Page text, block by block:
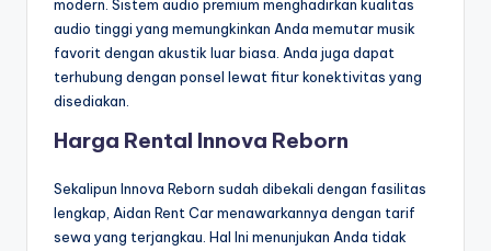
modern. Sistem audio premium menghadirkan kualitas
audio tinggi yang memungkinkan Anda memutar musik
favorit dengan akustik luar biasa. Anda juga dapat
terhubung dengan ponsel lewat fitur konektivitas yang
disediakan.
Harga Rental Innova Reborn
Sekalipun Innova Reborn sudah dibekali dengan fasilitas
lengkap, Aidan Rent Car menawarkannya dengan tarif
sewa yang terjangkau. Hal Ini menunjukan Anda tidak